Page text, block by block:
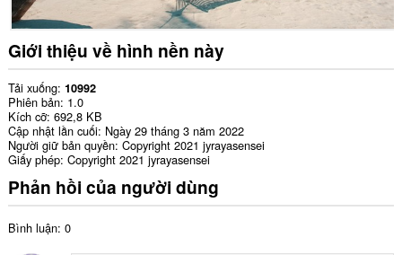
Giới thiệu về hình nền này
Tải xuống 10992
Phiên bản 1.0
Kích cỡ 692,8 KB
Cập nhật lần cuối Ngày 29 tháng 3 năm 2022
Người giữ bản quyền Copyright 2021 jyrayasensei
Giấy phép Copyright 2021 jyrayasensei
Phản hồi của người dùng
Bình luận: 0